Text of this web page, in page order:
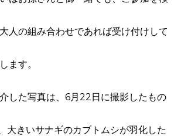
人の組み合わせであれば受け付けして
ます。
した写真は、6月22日に撮影したもの
大きいサナギのカブトムシが羽化した